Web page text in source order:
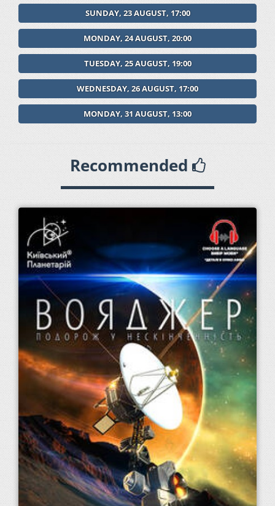
SUNDAY, 23 AUGUST, 17:00
MONDAY, 24 AUGUST, 20:00
TUESDAY, 25 AUGUST, 19:00
WEDNESDAY, 26 AUGUST, 17:00
MONDAY, 31 AUGUST, 13:00
Recommended